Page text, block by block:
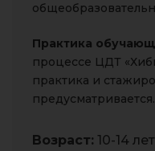
Практика
процессе ЦДТ
практика и
предусматривается.
Возраст: 10-14 лет